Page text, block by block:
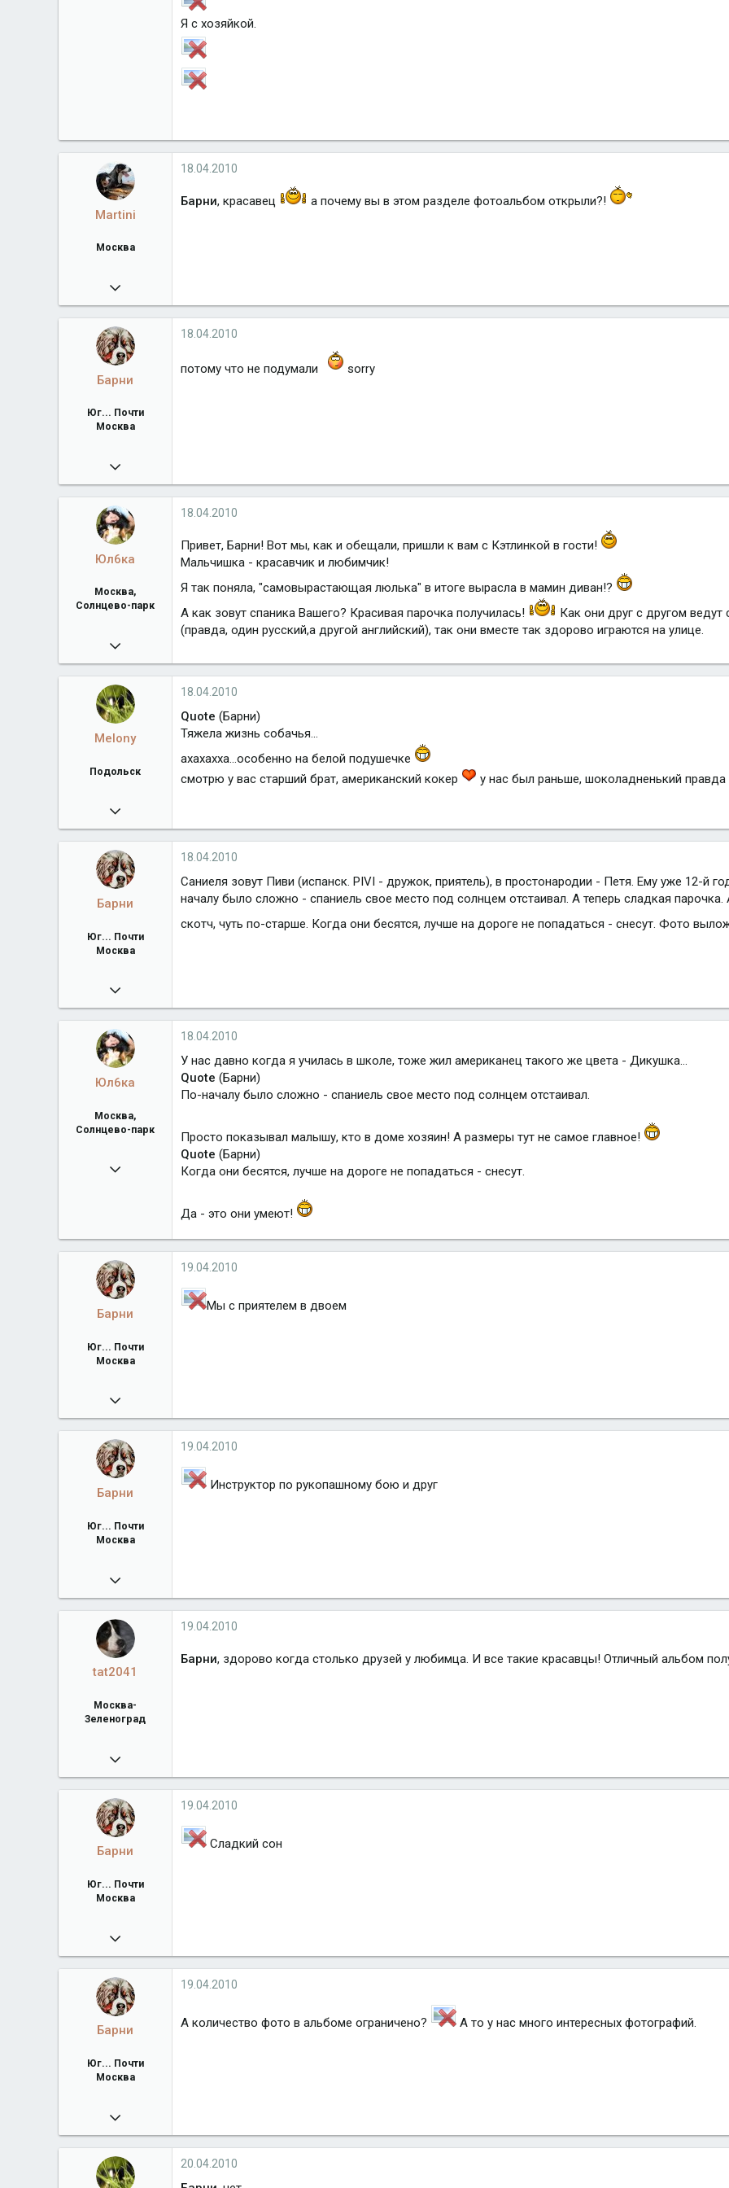
Я с хозяйкой.
Martini
Москва
07.02.2009
17 844
Москва
18.04.2010
Барни, красавец а почему вы в этом разделе фотоальбом открыли?!
Барни
Юг... Почти
Москва
04.06.2009
26 620
18.04.2010
потому что не подумали sorry
Юл6ка
Москва,
Солнцево-парк
20.01.2010
5 176
18.04.2010
Привет, Барни! Вот мы, как и обещали, пришли к вам с Кэтлинкой в гости!
Мальчишка - красавчик и любимчик!
Я так поняла, "самовырастающая люлька" в итоге вырасла в мамин диван!?
А как зовут спаника Вашего? Красивая парочка получилась!
Как они друг с другом ведут
(правда, один русский,а другой английский), так они вместе так здорово играются на улице.
Melony
Подольск
13.02.2009
11 868
Город
Подольск
18.04.2010
Quote (Барни)
Тяжела жизнь собачья...
ахахахха...особенно на белой подушечке
смотрю у вас старший брат, американский кокер
у нас был раньше, шоколадненький правда
Барни
Юг... Почти
Москва
04.06.2009
26 620
18.04.2010
Саниеля зовут Пиви (испанск. PIVI - дружок, приятель), в простонародии - Петя. Ему уже 12-й
началу было сложно - спаниель свое место под солнцем отстаивал. А теперь сладкая
скотч, чуть по-старше. Когда они бесятся, лучше на дороге не попадаться - снесут. Фото
Юл6ка
Москва,
Солнцево-парк
20.01.2010
18.04.2010
У нас давно когда я училась в школе, тоже жил американец такого же цвета - Дикушка...
Quote (Барни)
По-началу было сложно - спаниель свое место под солнцем отстаивал.
Просто показывал малышу, кто в доме хозяин! А размеры тут не самое главное!
Quote (Барни)
Когда они бесятся, лучше на дороге не попадаться - снесут.
Да - это они умеют!
Барни
Юг... Почти
Москва
04.06.2009
26 620
19.04.2010
Мы с приятелем в двоем
Барни
Юг... Почти
Москва
04.06.2009
26 620
19.04.2010
Инструктор по рукопашному бою и друг
tat2041
Москва-
Зеленоград
12.02.2010
3 501
19.04.2010
Барни, здорово когда столько друзей у любимца. И все такие красавцы! Отличный альбом
Барни
Юг... Почти
Москва
04.06.2009
26 620
19.04.2010
Сладкий сон
Барни
Юг... Почти
Москва
04.06.2009
26 620
19.04.2010
А количество фото в альбоме ограничено? А то у нас много интересных фотографий.
20.04.2010